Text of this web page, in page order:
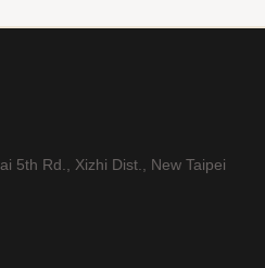
5th Rd., Xizhi Dist., New Taipei